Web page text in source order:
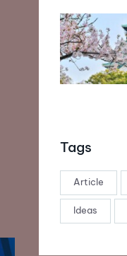
Tags
Article
Ideas